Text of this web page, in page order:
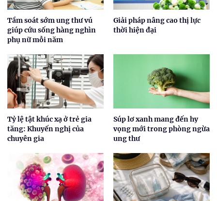
Tầm soát sớm ung thư vú
giúp cứu sống hàng nghìn
phụ nữ mỗi năm
Giải pháp nâng cao thị lực
thời hiện đại
Tỷ lệ tật khúc xạ ở trẻ gia
tăng: Khuyến nghị của
chuyên gia
Súp lơ xanh mang đến hy
vọng mới trong phòng ngừa
ung thư